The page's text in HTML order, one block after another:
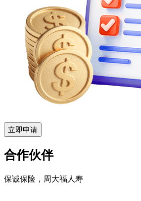
立即申请
合作伙伴
保诚保险，周大福人寿